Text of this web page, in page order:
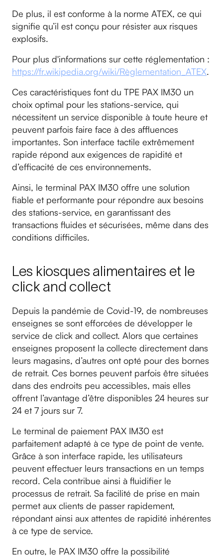
De plus, il est conforme à la norme ATEX, ce qui
signifie qu’il est conçu pour résister aux risques
explosifs.
Pour plus d'informations sur cette réglementation :
https://fr.wikipedia.org/wiki/Règlementation_ATEX.
Ces caractéristiques font du TPE PAX IM30 un
choix optimal pour les stations-service, qui
nécessitent un service disponible à toute heure et
peuvent parfois faire face à des affluences
importantes. Son interface tactile extrêmement
rapide répond aux exigences de rapidité et
d’efficacité de ces environnements.
Ainsi, le terminal PAX IM30 offre une solution
fiable et performante pour répondre aux besoins
des stations-service, en garantissant des
transactions fluides et sécurisées, même dans des
conditions difficiles.
Les kiosques alimentaires et le
click and collect
Depuis la pandémie de Covid-19, de nombreuses
enseignes se sont efforcées de développer le
service de click and collect. Alors que certaines
enseignes proposent la collecte directement dans
leurs magasins, d’autres ont opté pour des bornes
de retrait. Ces bornes peuvent parfois être situées
dans des endroits peu accessibles, mais elles
offrent l’avantage d’être disponibles 24 heures sur
24 et 7 jours sur 7.
Le terminal de paiement PAX IM30 est
parfaitement adapté à ce type de point de vente.
Grâce à son interface rapide, les utilisateurs
peuvent effectuer leurs transactions en un temps
record. Cela contribue ainsi à fluidifier le
processus de retrait. Sa facilité de prise en main
permet aux clients de passer rapidement,
répondant ainsi aux attentes de rapidité inhérentes
à ce type de service.
En outre, le PAX IM30 offre la possibilité